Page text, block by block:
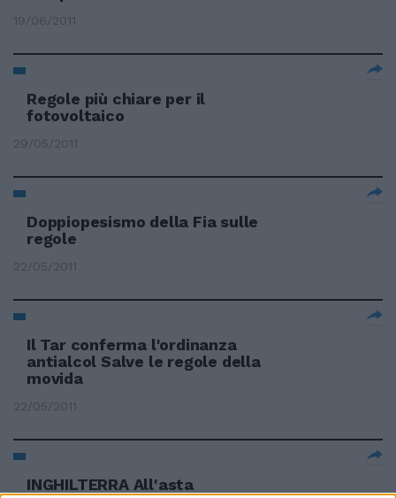
19/06/2011
Regole più chiare per il
fotovoltaico
29/05/2011
Doppiopesismo della Fia sulle
regole
22/05/2011
Il Tar conferma l'ordinanza
antialcol Salve le regole della
movida
22/05/2011
INGHILTERRA All'asta